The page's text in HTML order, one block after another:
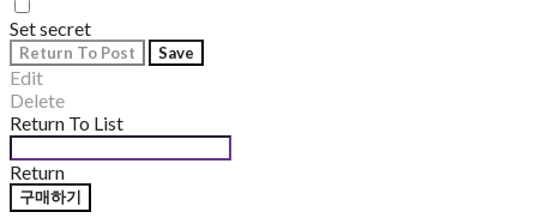
Set secret
Return To Post Save
Edit
Delete
Return To List
Return
구매하기